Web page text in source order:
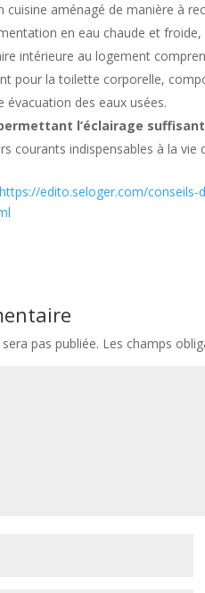
cuisine aménagé de manière à
en eau chaude et
intérieure au logement
pour la toilette corporelle,
évacuation des eaux usées.
l’éclairage suffisant
courants indispensables à la vie
https://edito.seloger.com/
pas publiée. Les champs